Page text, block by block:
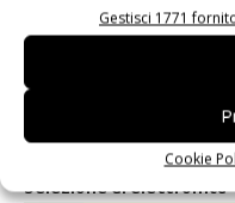
Gestisci 1771
Cookie
Selezione di elettronica